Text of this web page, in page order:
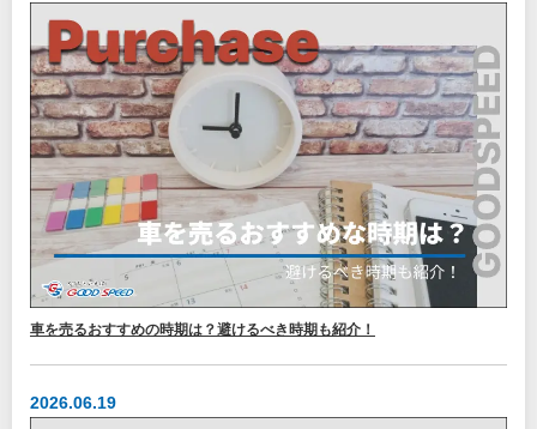
車を売るおすすめの時期は？避けるべき時期も紹介！
2026.06.19